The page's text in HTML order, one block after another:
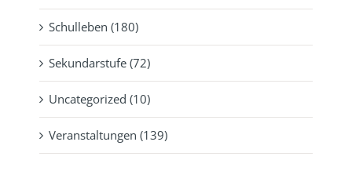
Schulleben (180)
Sekundarstufe (72)
Uncategorized (10)
Veranstaltungen (139)